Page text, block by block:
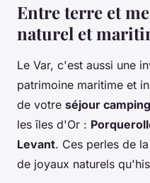
Entre terre et
naturel et
Le Var, c'est aussi une
patrimoine maritime et
de votre séjour camping
les îles d'Or :
Levant. Ces perles de
de joyaux naturels